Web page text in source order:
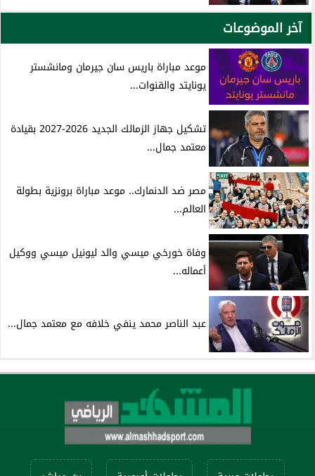
آخر الموضوعات
موعد مباراة باريس سان جيرمان ومانشستر
يونايتد والقنوات...
تشكيل جهاز الزمالك الجديد 2026-2027 بقيادة
معتمد جمال...
مصر ضد الدنمارك.. موعد مباراة برونزية بطولة
العالم...
وفاة خورخي ميسي والد ليونيل ميسي ووكيل
أعماله...
عبد الناصر محمد ينفي خلافه مع معتمد جمال...